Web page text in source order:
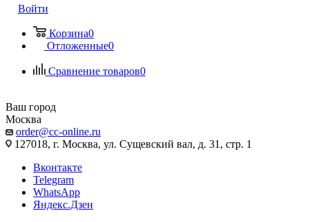
Войти
Корзина0
Отложенные0
Сравнение товаров0
Ваш город
Москва
order@cc-online.ru
127018, г. Москва, ул. Сущевский вал, д. 31, стр. 1
Вконтакте
Telegram
WhatsApp
Яндекс.Дзен